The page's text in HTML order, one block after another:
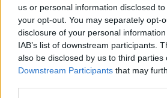
us or personal information disclosed
your opt-out. You may separately opt-
disclosure of your personal
IAB’s list of downstream participants.
also be disclosed by us to third parties
Downstream Participants that may
ΔΙΑΒΑΣΤΕ